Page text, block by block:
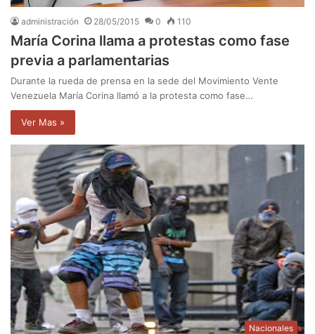
administración 28/05/2015 0 110
María Corina llama a protestas como fase
previa a parlamentarias
Durante la rueda de prensa en la sede del Movimiento Vente
Venezuela María Corina llamó a la protesta como fase…
Ver Mas »
Nacionales